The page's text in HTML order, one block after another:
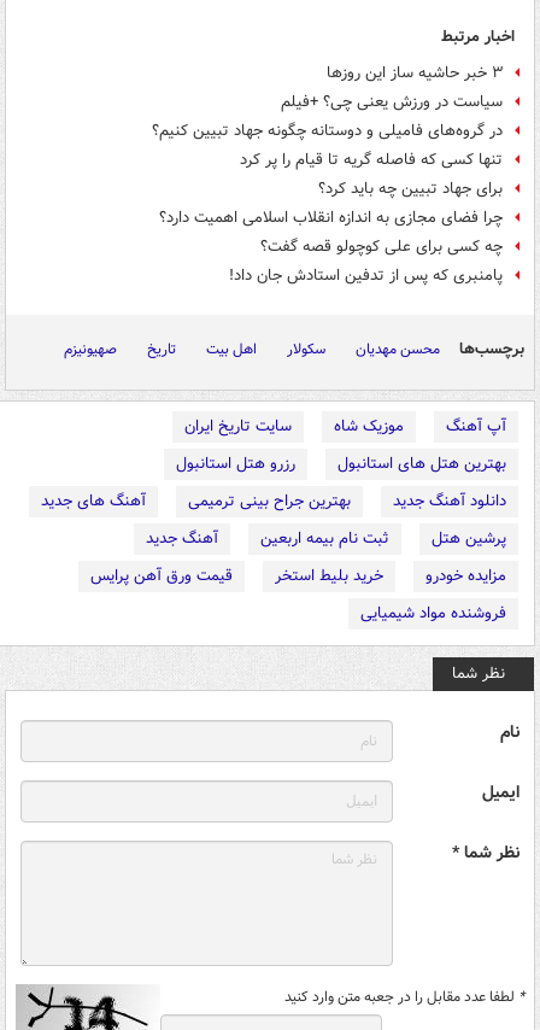
اخبار مرتبط
۳ خبر حاشیه ساز این روزها
سیاست در ورزش یعنی چی؟ +فیلم
در گروه‌های فامیلی و دوستانه چگونه جهاد تبیین کنیم؟
تنها کسی که فاصله گریه تا قیام را پر کرد
برای جهاد تبیین چه باید کرد؟
چرا فضای مجازی به اندازه انقلاب اسلامی اهمیت دارد؟
چه کسی برای علی کوچولو قصه گفت؟
پامنبری‌ که پس از تدفین استادش جان داد!
برچسب‌ها محسن مهدیان سکولار اهل بیت تاریخ صهیونیزم
آپ آهنگ موزیک شاه
سایت تاریخ ایران
بهترین هتل های استانبول
رزرو هتل استانبول
دانلود آهنگ جدید
بهترین جراح بینی ترمیمی
آهنگ های جدید
پرشین هتل
ثبت نام بیمه اربعین
آهنگ جدید
مزایده خودرو
خرید بلیط استخر
قیمت ورق آهن پرایس
فروشنده مواد شیمیایی
نظر شما
نام
ایمیل
نظر شما *
* لطفا عدد مقابل را در جعبه متن وارد کنید